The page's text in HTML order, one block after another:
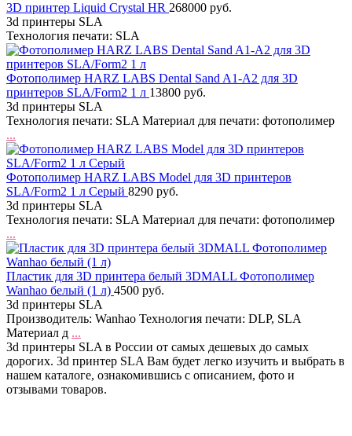
3D принтер Liquid Crystal HR 268000 руб.
3d принтеры SLA
Технология печати: SLA
Фотополимер HARZ LABS Dental Sand A1-A2 для 3D
принтеров SLA/Form2 1 л 13800 руб.
3d принтеры SLA
Технология печати: SLA Материал для печати: фотополимер
...
Фотополимер HARZ LABS Model для 3D принтеров
SLA/Form2 1 л Серый 8290 руб.
3d принтеры SLA
Технология печати: SLA Материал для печати: фотополимер
...
Пластик для 3D принтера белый 3DMALL Фотополимер
Wanhao белый (1 л) 4500 руб.
3d принтеры SLA
Производитель: Wanhao Технология печати: DLP, SLA
Материал д ...
3d принтеры SLA в России от самых дешевых до самых
дорогих. 3d принтер SLA Вам будет легко изучить и выбрать в
нашем каталоге, ознакомившись с описанием, фото и
отзывами товаров.